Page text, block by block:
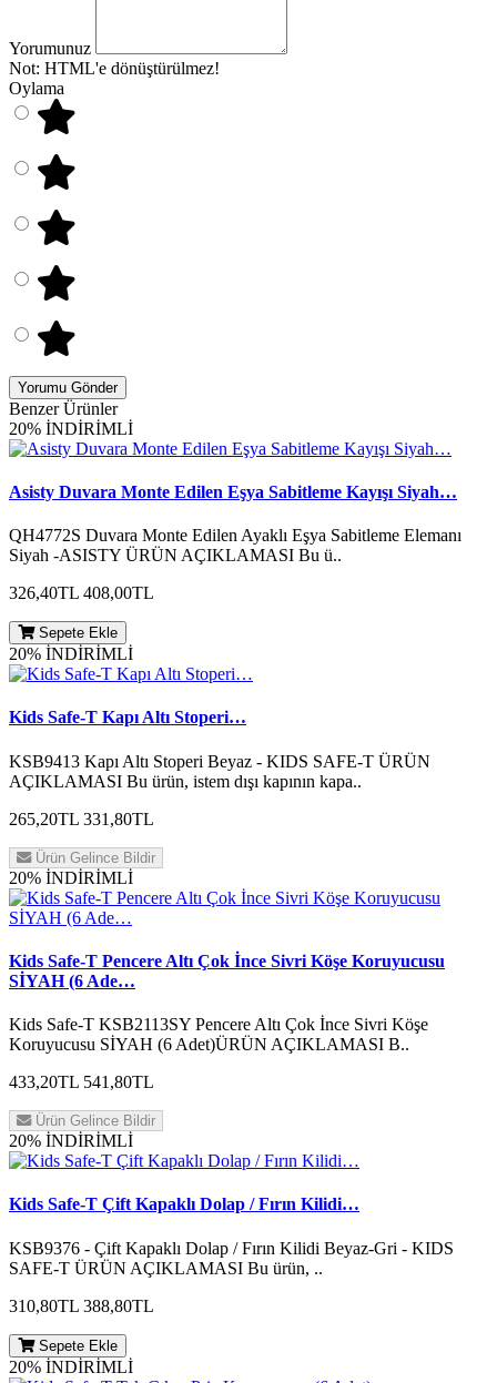
Yorumunuz
Not: HTML'e dönüştürülmez!
Oylama
Yorumu Gönder
Benzer Ürünler
20% İNDİRİMLİ
Asisty Duvara Monte Edilen Eşya Sabitleme Kayışı Siyah…
QH4772S Duvara Monte Edilen Ayaklı Eşya Sabitleme Elemanı
Siyah -ASISTY ÜRÜN AÇIKLAMASI Bu ü..
326,40TL 408,00TL
Sepete Ekle
20% İNDİRİMLİ
Kids Safe-T Kapı Altı Stoperi…
KSB9413 Kapı Altı Stoperi Beyaz - KIDS SAFE-T ÜRÜN
AÇIKLAMASI Bu ürün, istem dışı kapının kapa..
265,20TL 331,80TL
Ürün Gelince Bildir
20% İNDİRİMLİ
Kids Safe-T Pencere Altı Çok İnce Sivri Köşe Koruyucusu
SİYAH (6 Ade…
Kids Safe-T KSB2113SY Pencere Altı Çok İnce Sivri Köşe
Koruyucusu SİYAH (6 Adet)ÜRÜN AÇIKLAMASI B..
433,20TL 541,80TL
Ürün Gelince Bildir
20% İNDİRİMLİ
Kids Safe-T Çift Kapaklı Dolap / Fırın Kilidi…
KSB9376 - Çift Kapaklı Dolap / Fırın Kilidi Beyaz-Gri - KIDS
SAFE-T ÜRÜN AÇIKLAMASI Bu ürün, ..
310,80TL 388,80TL
Sepete Ekle
20% İNDİRİMLİ